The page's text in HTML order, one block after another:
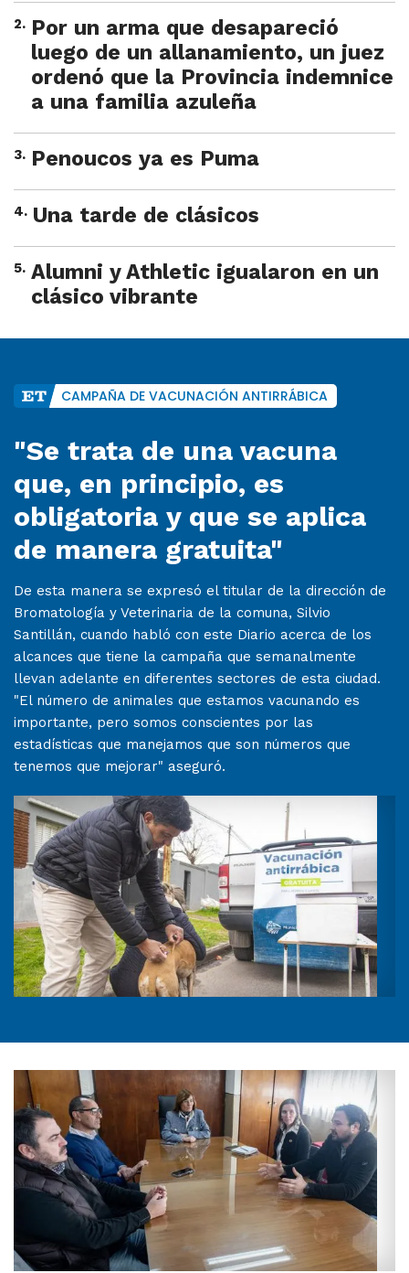
2. Por un arma que desapareció
luego de un allanamiento, un juez
ordenó que la Provincia indemnice
a una familia azuleña
3. Penoucos ya es Puma
4. Una tarde de clásicos
5. Alumni y Athletic igualaron en un
clásico vibrante
CAMPAÑA DE VACUNACIÓN ANTIRRÁBICA
"Se trata de una vacuna
que, en principio, es
obligatoria y que se aplica
de manera gratuita"
De esta manera se expresó el titular de la dirección de
Bromatología y Veterinaria de la comuna, Silvio
Santillán, cuando habló con este Diario acerca de los
alcances que tiene la campaña que semanalmente
llevan adelante en diferentes sectores de esta ciudad.
"El número de animales que estamos vacunando es
importante, pero somos conscientes por las
estadísticas que manejamos que son números que
tenemos que mejorar" aseguró.